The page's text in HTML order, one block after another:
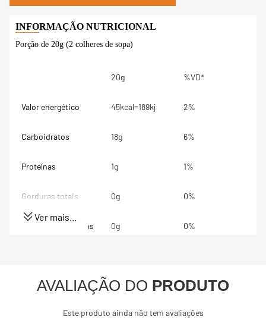
Porção de 20g (2 colheres de sopa)
20g %VD*
Valor energético 45kcal=189kj 2%
Carboidratos 18g 6%
Proteínas 1g 1%
Gorduras totais 0g 0%
Gorduras Saturadas 0g 0%
Fibra alimentar 8g 32%
7mg 1%
Ver mais...
AVALIAÇÃO DO PRODUTO
Este produto ainda não tem avaliações